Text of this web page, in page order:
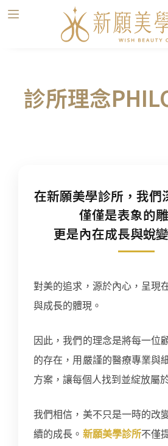
診所理念
在新願美學診所，我們
僅僅是表象的
更是內在成長與蛻
對美的追求，源於內心，呈現
與成長的體現。
因此，我們的理念是將每一位
的存在，用嚴謹的醫療專業與
方案，讓每個人找到並綻放屬
我們相信，美不只是一時的改
續的成長。 新願美學診所不僅